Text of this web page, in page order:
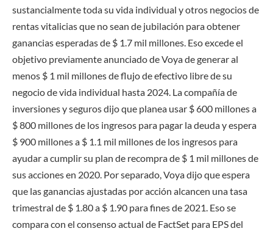
sustancialmente toda su vida individual y otros negocios de
rentas vitalicias que no sean de jubilación para obtener
ganancias esperadas de $ 1.7 mil millones. Eso excede el
objetivo previamente anunciado de Voya de generar al
menos $ 1 mil millones de flujo de efectivo libre de su
negocio de vida individual hasta 2024. La compañía de
inversiones y seguros dijo que planea usar $ 600 millones a
$ 800 millones de los ingresos para pagar la deuda y espera
$ 900 millones a $ 1.1 mil millones de los ingresos para
ayudar a cumplir su plan de recompra de $ 1 mil millones de
sus acciones en 2020. Por separado, Voya dijo que espera
que las ganancias ajustadas por acción alcancen una tasa
trimestral de $ 1.80 a $ 1.90 para fines de 2021. Eso se
compara con el consenso actual de FactSet para EPS del